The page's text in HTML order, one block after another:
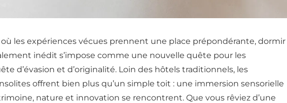
les expériences vécues prennent une place prépondérante, dormir
inédit s’impose comme une nouvelle quête pour les
d’évasion et d’originalité. Loin des hôtels traditionnels, les
offrent bien plus qu’un simple toit : une immersion sensorielle
nature et innovation se rencontrent. Que vous rêviez d’une